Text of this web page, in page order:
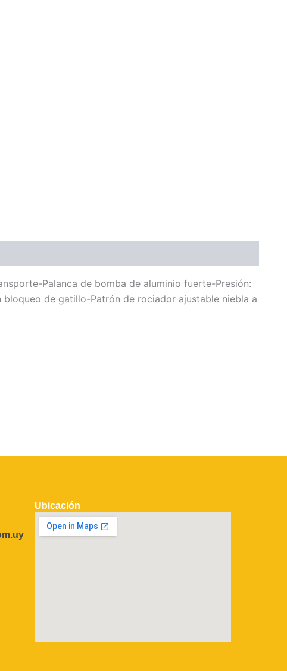
Palanca de bomba de aluminio fuerte-Presión:
de gatillo-Patrón de rociador ajustable niebla a
Ubicación